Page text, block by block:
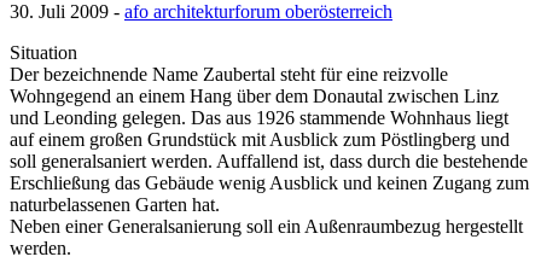
30. Juli 2009 - afo architekturforum oberösterreich
Situation
Der bezeichnende Name Zaubertal steht für eine reizvolle
Wohngegend an einem Hang über dem Donautal zwischen Linz
und Leonding gelegen. Das aus 1926 stammende Wohnhaus liegt
auf einem großen Grundstück mit Ausblick zum Pöstlingberg und
soll generalsaniert werden. Auffallend ist, dass durch die bestehende
Erschließung das Gebäude wenig Ausblick und keinen Zugang zum
naturbelassenen Garten hat.
Neben einer Generalsanierung soll ein Außenraumbezug hergestellt
werden.